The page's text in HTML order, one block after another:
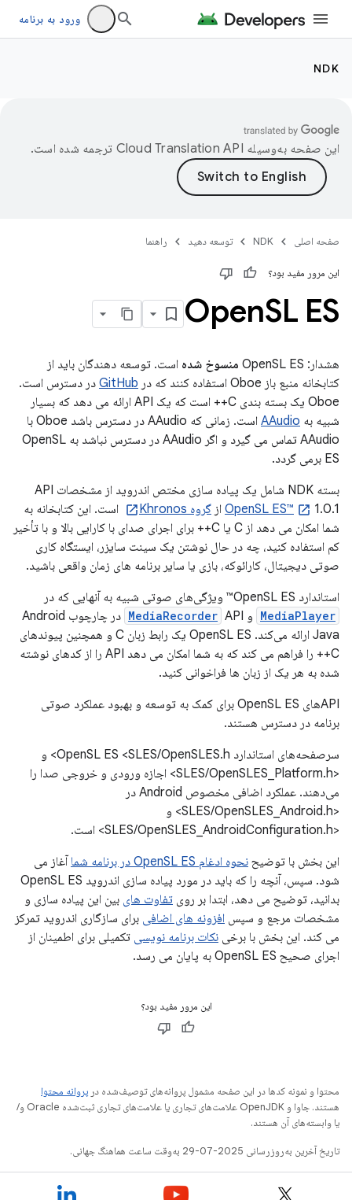
ورود به برنامه
NDK
این صفحه به‌وسیله ترجمه شده است.
صفحه اصلی NDK توسعه دهید راهنما
این مرور مفید بود؟
OpenSL ES
هشدار: OpenSL ES منسوخ شده است. توسعه دهندگان باید از
کتابخانه منبع باز Oboe استفاده کنند که در
GitHub در دسترس است.
Oboe یک بسته بندی C++ است که یک API ارائه می دهد که بسیار
شبیه به AAudio
است. زمانی که AAudio در دسترس باشد Oboe با
AAudio تماس می گیرد و اگر AAudio در دسترس نباشد به OpenSL
ES برمی گردد.
بسته NDK شامل یک پیاده سازی مختص اندروید از مشخصات API
OpenSL ES™
1.0.1 از گروه Khronos
است. این کتابخانه به
شما امکان می دهد از C یا C++ برای اجرای صدای با کارایی بالا و با تأخیر
کم استفاده کنید، چه در حال نوشتن یک سینت سایزر، ایستگاه کاری
صوتی دیجیتال، کارائوکه، بازی یا سایر برنامه های زمان واقعی باشید.
استاندارد OpenSL ES™ ویژگی‌های صوتی شبیه به آنهایی که در
MediaPlayer و MediaRecorder
API در چارچوب Android
Java ارائه می‌کند. OpenSL ES یک رابط زبان C و همچنین پیوندهای
C++ را فراهم می کند که به شما امکان می دهد API را از کدهای نوشته
شده به هر یک از زبان ها فراخوانی کنید.
APIهای OpenSL ES برای کمک به توسعه و بهبود عملکرد صوتی
برنامه در دسترس هستند.
سرصفحه‌های استاندارد OpenSL ES <SLES/OpenSLES.h> و
<SLES/OpenSLES_Platform.h> اجازه ورودی و خروجی صدا را
می‌دهند. عملکرد اضافی مخصوص Android در
<SLES/OpenSLES_Android.h> و
<SLES/OpenSLES_AndroidConfiguration.h> است.
این بخش با توضیح نحوه ادغام OpenSL ES در برنامه شما
آغاز می
شود. سپس، آنچه را که باید در مورد پیاده سازی اندروید OpenSL ES
بدانید، توضیح می دهد، ابتدا بر روی تفاوت های بین این پیاده سازی و
مشخصات مرجع و سپس افزونه های اضافی برای سازگاری اندروید تمرکز
می کند. این بخش با برخی نکات برنامه نویسی تکمیلی برای اطمینان از
اجرای صحیح OpenSL ES به پایان می رسد.
این مرور مفید بود؟
محتوا و نمونه کدها در این صفحه مشمول پروانه‌های توصیف‌شده در پروانه محتوا
هستند. جاوا و OpenJDK علامت‌های تجاری یا علامت‌های تجاری ثبت‌شده Oracle و/
یا وابسته‌های آن هستند.
تاریخ آخرین به‌روزرسانی 2025-07-29 به‌وقت ساعت هماهنگ جهانی.